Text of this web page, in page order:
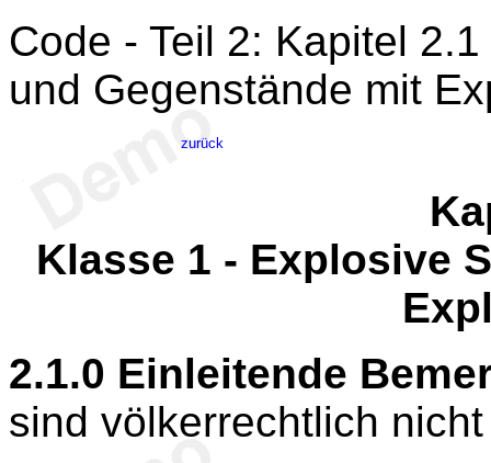
Code - Teil 2: Kapitel
und Gegenstände mit
zurück
Klasse 1 - Explosive
2.1.0 Einleitende
sind völkerrechtlich